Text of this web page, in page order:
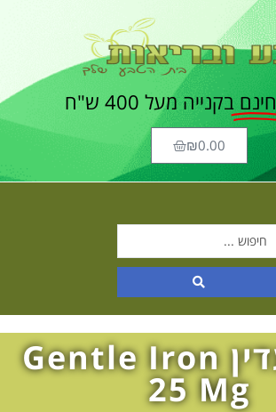
חינם בקנייה מעל 400 ש"ח
₪0.00
ברזל עדין Gentle Iron
25 Mg